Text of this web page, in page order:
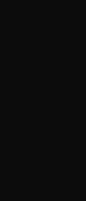
till 50 liter.